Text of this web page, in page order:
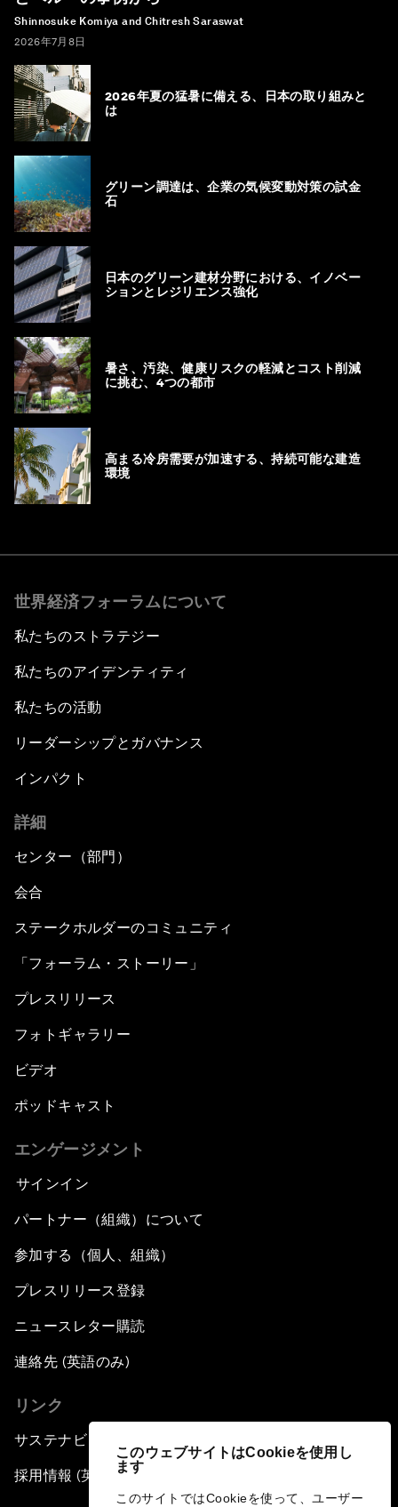
このウェブサイトはCookieを使用し
ます
このサイトではCookieを使って、ユーザー
気候レジリエンスに万能な答えがない理由―日本
とペルーの事例から
Shinnosuke Komiya and Chitresh Saraswat
2026年7月8日
は
石
に挑む、4つの都市
世界経済フォーラムについて
私たちのストラテジー
私たちのアイデンティティ
私たちの活動
リーダーシップとガバナンス
インパクト
詳細
センター（部門）
会合
ステークホルダーのコミュニティ
「フォーラム・ストーリー」
プレスリリース
フォトギャラリー
ビデオ
ポッドキャスト
エンゲージメント
サインイン
パートナー（組織）について